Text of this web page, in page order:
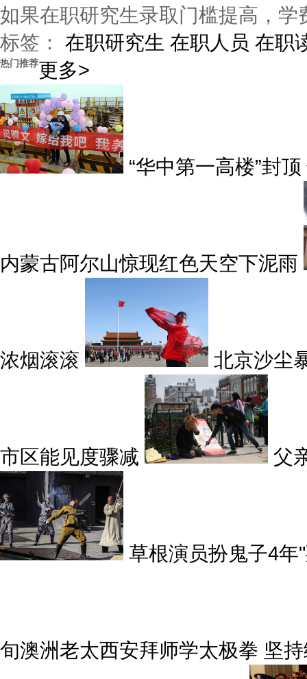
如果在职研究生录取门槛提高，
标签： 在职研究生 在职人员 在职
热门推荐更多>
“华中第一高楼”封
内蒙古阿尔山惊现红色天空下泥雨
浓烟滚滚 北京沙尘
市区能见度骤减 父
草根演员扮鬼子4年
旬澳洲老太西安拜师学太极拳 坚